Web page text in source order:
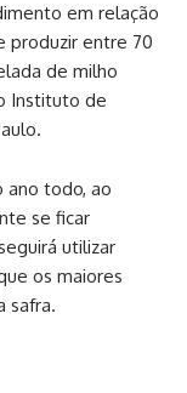
em relação
produzir entre 70
de milho
Instituto de
ano todo, ao
se ficar
utilizar
os maiores
safra.